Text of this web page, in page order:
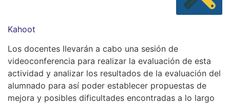
Kahoot
Los docentes llevarán a cabo una sesión de
videoconferencia para realizar la evaluación de esta
actividad y analizar los resultados de la evaluación del
alumnado para así poder establecer propuestas de
mejora y posibles dificultades encontradas a lo largo